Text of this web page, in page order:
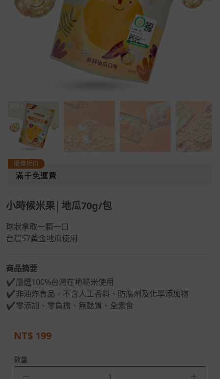
優惠折扣
滿千免運費
小時候米果│地瓜70g/包
球狀拿取一顆一口
台農57黃金地瓜使用
商品摘要
✔嚴選100%台灣在地糙米使用
✔非油炸食品，不含人工香料、防腐劑及化學添加物
✔零添加、零負擔、無麩質、全素食
NT$ 199
數量
－ ＋